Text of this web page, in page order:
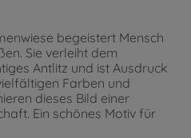
begeistert Mensch
Sie verleiht dem
Antlitz und ist Ausdruck
Farben und
dieses Bild einer
Ein schönes Motiv für